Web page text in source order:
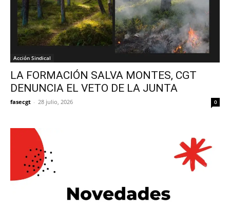
Acción Sindical
LA FORMACIÓN SALVA MONTES, CGT
DENUNCIA EL VETO DE LA JUNTA
fasecgt - 28 julio, 2026 0